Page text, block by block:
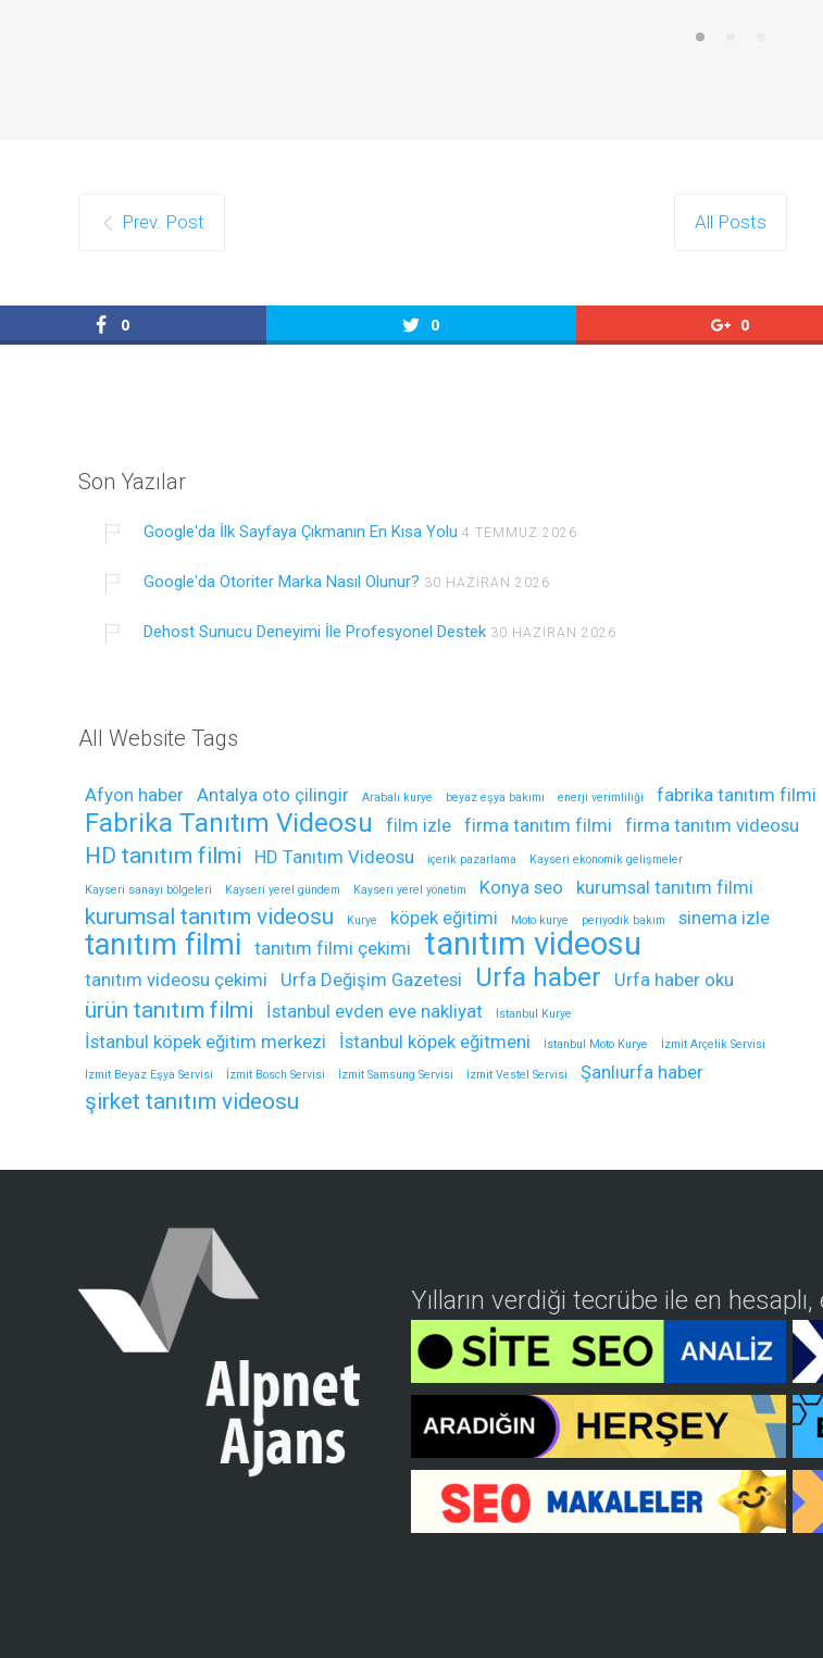
Prev. Post All Posts
0 0 0
Son Yazılar
Google'da İlk Sayfaya Çıkmanın En Kısa Yolu 4 TEMMUZ 2026
Google'da Otoriter Marka Nasıl Olunur? 30 HAZIRAN 2026
Dehost Sunucu Deneyimi İle Profesyonel Destek 30 HAZIRAN 2026
All Website Tags
Afyon haber Antalya oto çilingir Arabalı kurye beyaz eşya bakımı enerji verimliliği fabrika tanıtım filmi
Fabrika Tanıtım Videosu film izle firma tanıtım filmi firma tanıtım videosu
HD tanıtım filmi HD Tanıtım Videosu içerik pazarlama Kayseri ekonomik gelişmeler
Kayseri sanayi bölgeleri Kayseri yerel gündem Kayseri yerel yönetim Konya seo kurumsal tanıtım filmi
kurumsal tanıtım videosu Kurye köpek eğitimi Moto kurye periyodik bakım sinema izle
tanıtım filmi tanıtım filmi çekimi tanıtım videosu
tanıtım videosu çekimi Urfa Değişim Gazetesi Urfa haber Urfa haber oku
ürün tanıtım filmi İstanbul evden eve nakliyat İstanbul Kurye
İstanbul köpek eğitim merkezi İstanbul köpek eğitmeni İstanbul Moto Kurye İzmit Arçelik Servisi
İzmit Beyaz Eşya Servisi İzmit Bosch Servisi İzmit Samsung Servisi İzmit Vestel Servisi Şanlıurfa haber
şirket tanıtım videosu
Yılların verdiği tecrübe ile en